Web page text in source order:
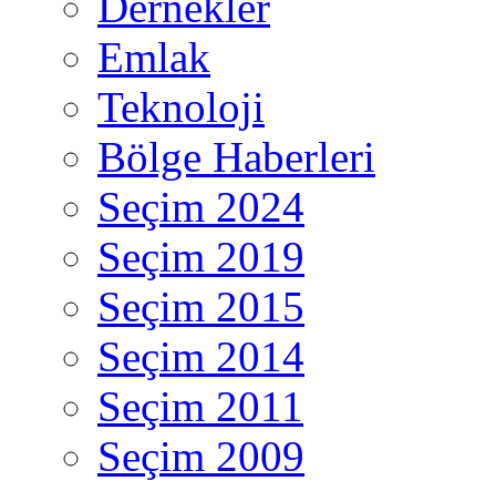
Emlak
Teknoloji
Bölge Haberleri
Seçim 2024
Seçim 2019
Seçim 2015
Seçim 2014
Seçim 2011
Seçim 2009